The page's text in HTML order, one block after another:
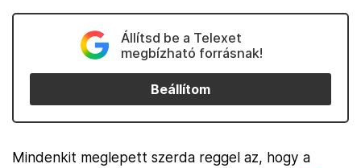
Állítsd be a Telexet
megbízható forrásnak!
Beállítom
Mindenkit meglepett szerda reggel az, hogy a